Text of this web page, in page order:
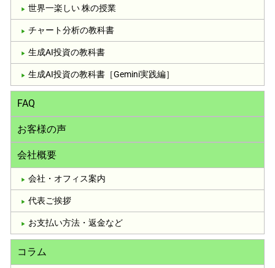
世界一楽しい 株の授業
チャート分析の教科書
生成AI投資の教科書
生成AI投資の教科書［Gemini実践編］
FAQ
お客様の声
会社概要
会社・オフィス案内
代表ご挨拶
お支払い方法・返金など
コラム